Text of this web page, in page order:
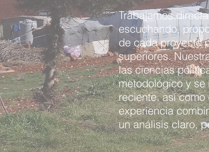
Trabajamos
escuchando,
de cada proyecto
superiores.
las ciencias
metodológico y se
reciente, así
experiencia
un análisis claro,